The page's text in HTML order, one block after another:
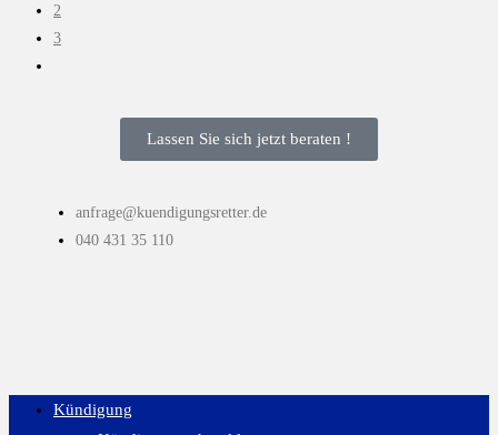
2
3
Lassen Sie sich jetzt beraten !
anfrage@kuendigungsretter.de
040 431 35 110
Kündigung